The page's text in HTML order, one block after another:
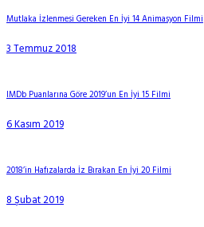
Mutlaka İzlenmesi Gereken En İyi 14 Animasyon Filmi
3 Temmuz 2018
IMDb Puanlarına Göre 2019’un En İyi 15 Filmi
6 Kasım 2019
2018’in Hafızalarda İz Bırakan En İyi 20 Filmi
8 Şubat 2019